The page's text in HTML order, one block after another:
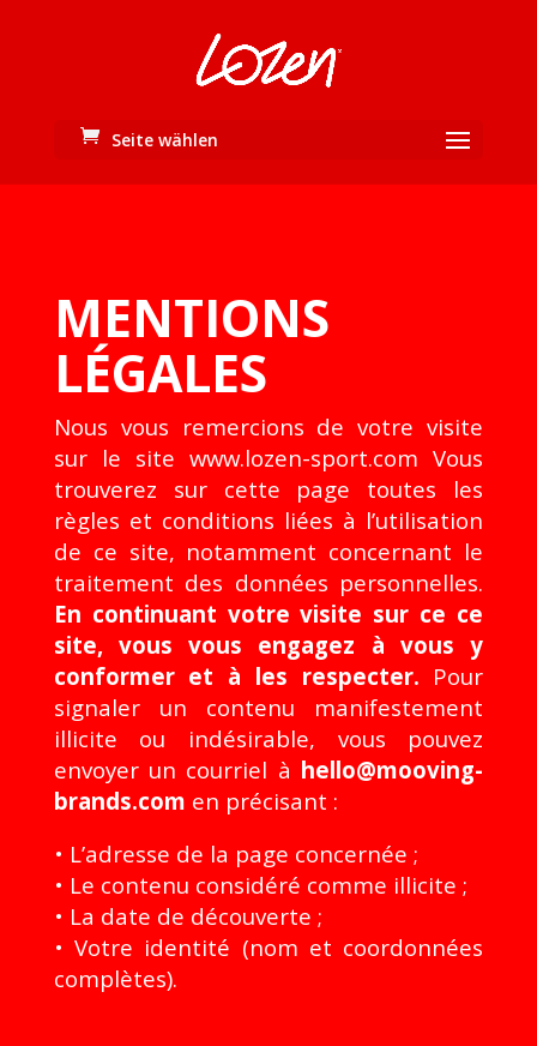
Seite wählen
MENTIONS
LÉGALES
Nous vous remercions de votre visite
sur le site www.lozen-sport.com Vous
trouverez sur cette page toutes les
règles et conditions liées à l’utilisation
de ce site, notamment concernant le
traitement des données personnelles.
En continuant votre visite sur ce ce
site, vous vous engagez à vous y
conformer et à les respecter. Pour
signaler un contenu manifestement
illicite ou indésirable, vous pouvez
envoyer un courriel à hello@mooving-
brands.com en précisant :
• L’adresse de la page concernée ;
• Le contenu considéré comme illicite ;
• La date de découverte ;
• Votre identité (nom et coordonnées
complètes).